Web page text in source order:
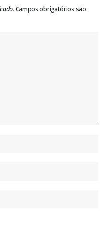
Campos obrigatórios são